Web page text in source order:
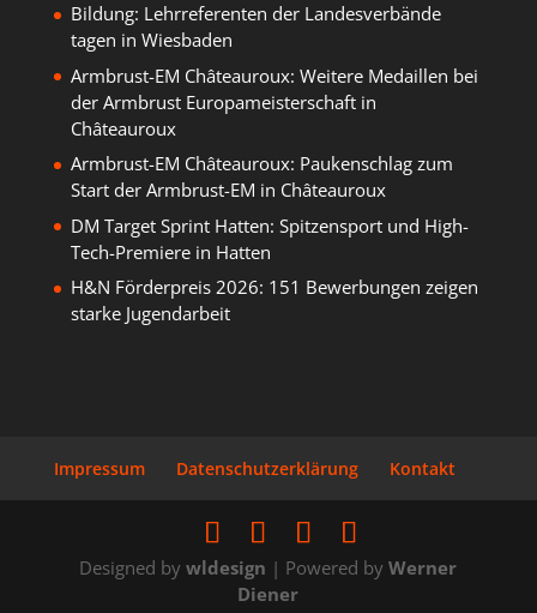
Bildung: Lehrreferenten der Landesverbände
tagen in Wiesbaden
Armbrust-EM Châteauroux: Weitere Medaillen bei
der Armbrust Europameisterschaft in
Châteauroux
Armbrust-EM Châteauroux: Paukenschlag zum
Start der Armbrust-EM in Châteauroux
DM Target Sprint Hatten: Spitzensport und High-
Tech-Premiere in Hatten
H&N Förderpreis 2026: 151 Bewerbungen zeigen
starke Jugendarbeit
Impressum Datenschutzerklärung Kontakt
Designed bywldesign | Powered byWerner
Diener